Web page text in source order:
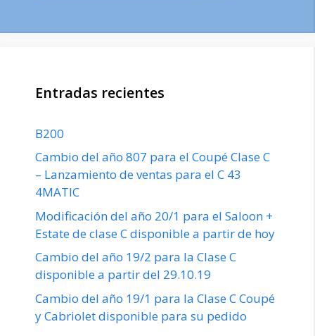
Entradas recientes
B200
Cambio del año 807 para el Coupé Clase C
– Lanzamiento de ventas para el C 43
4MATIC
Modificación del año 20/1 para el Saloon +
Estate de clase C disponible a partir de hoy
Cambio del año 19/2 para la Clase C
disponible a partir del 29.10.19
Cambio del año 19/1 para la Clase C Coupé
y Cabriolet disponible para su pedido